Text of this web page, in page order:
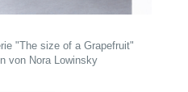
"The size of a Grapefruit"
von Nora Lowinsky